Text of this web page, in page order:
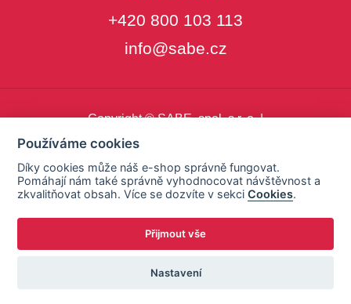
+420 800 103 113
info@sabe.cz
Copyright © SABE, spol. s r. o. |
Používáme cookies
Díky cookies může náš e-shop správně fungovat.
Pomáhají nám také správně vyhodnocovat návštěvnost a
zkvalitňovat obsah. Více se dozvíte v sekciCookies.
Přijmout vše
Nastavení